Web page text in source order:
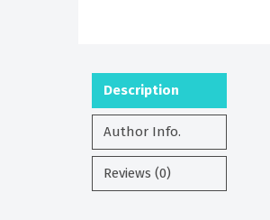
Description
Author Info.
Reviews (0)